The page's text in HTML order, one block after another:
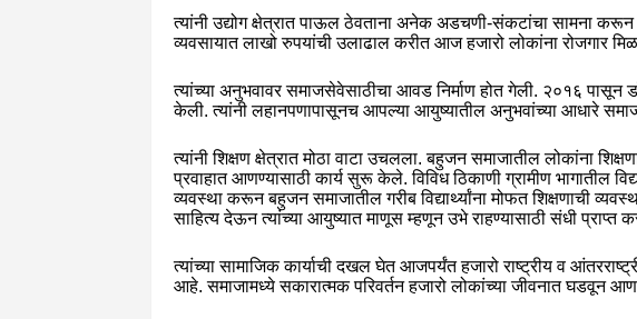
त्यांनी उद्योग क्षेत्रात पाऊल ठेवताना अनेक अडचणी-संकटांचा सामना
व्यवसायात लाखो रुपयांची उलाढाल करीत आज हजारो लोकांना रोजगार
त्यांच्या अनुभवावर समाजसेवेसाठीचा आवड निर्माण होत गेली. २०१६ पासून
केली. त्यांनी लहानपणापासूनच आपल्या आयुष्यातील अनुभवांच्या आधारे
त्यांनी शिक्षण क्षेत्रात मोठा वाटा उचलला. बहुजन समाजातील लोकांना
प्रवाहात आणण्यासाठी कार्य सुरू केले. विविध ठिकाणी ग्रामीण भागातील
व्यवस्था करून बहुजन समाजातील गरीब विद्यार्थ्यांना मोफत शिक्षणाची
साहित्य देऊन त्यांच्या आयुष्यात माणूस म्हणून उभे राहण्यासाठी संधी प्राप्त
त्यांच्या सामाजिक कार्याची दखल घेत आजपर्यंत हजारो राष्ट्रीय व
आहे. समाजामध्ये सकारात्मक परिवर्तन हजारो लोकांच्या जीवनात घडवून